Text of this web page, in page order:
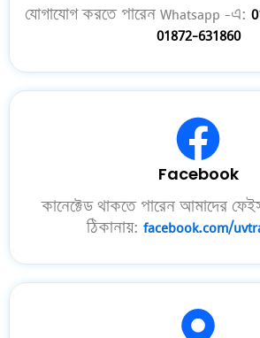
যোগাযোগ করতে পারেন Whatsapp -এ:
01872-631860
Facebook
কানেক্টেড থাকতে পারেন আমাদের
ঠিকানায়: facebook.com/